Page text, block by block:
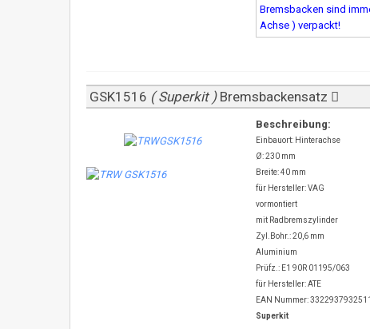
Bremsbacken sind
Achse ) verpackt!
GSK1516 ( Superkit ) Bremsbackensatz
Beschreibung:
Einbauort: Hinterachse
Ø: 230 mm
Breite: 40 mm
für Hersteller: VAG
vormontiert
mit Radbremszylinder
Zyl.Bohr.: 20,6 mm
Aluminium
Prüfz.: E1 90R 01195/063
für Hersteller: ATE
EAN Nummer: 3322937932511
Superkit